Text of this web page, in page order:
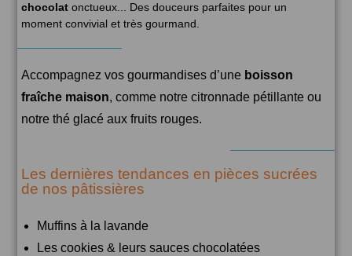
chocolat onctueux... Des douceurs parfaites pour un
moment convivial et très gourmand.
Accompagnez vos gourmandises d’une boisson
fraîche maison, comme notre citronnade pétillante ou
notre thé glacé aux fruits rouges.
Les dernières tendances en pièces sucrées
de nos pâtissières
Muffins à la lavande
Les cookies & leurs sauces chocolatées